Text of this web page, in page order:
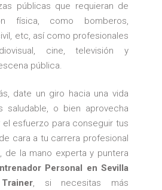
públicas que requieran de
física, como bomberos,
etc, así como profesionales
cine, televisión y
pública.
date un giro hacia una vida
saludable, o bien aprovecha
esfuerzo para conseguir tus
cara a tu carrera profesional
de la mano experta y puntera
Personal en Sevilla
, si necesitas más